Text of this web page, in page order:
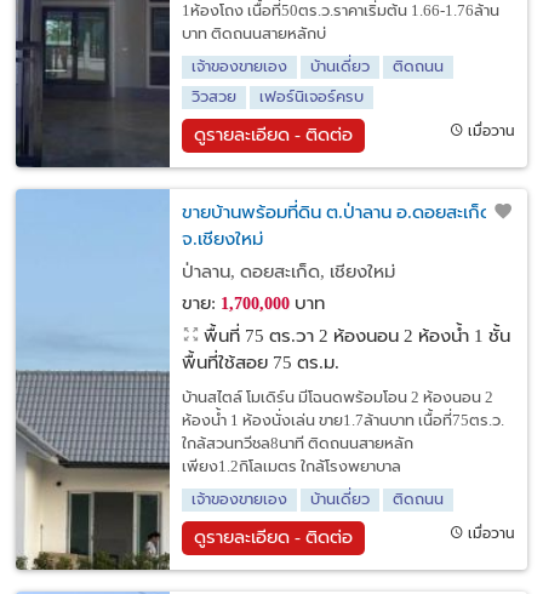
1ห้องโถง เนื้อที่50ตร.ว.ราคาเริ่มต้น 1.66-1.76ล้าน
บาท ติดถนนสายหลักบ่
เจ้าของขายเอง
บ้านเดี่ยว
ติดถนน
วิวสวย
เฟอร์นิเจอร์ครบ
ดูรายละเอียด - ติดต่อ เมื่อวาน
ขายบ้านพร้อมที่ดิน ต.ป่าลาน อ.ดอยสะเก็ด
จ.เชียงใหม่
ป่าลาน, ดอยสะเก็ด, เชียงใหม่
ขาย: 1,700,000บาท
พื้นที่ 75 ตร.วา 2 ห้องนอน 2 ห้องน้ำ 1 ชั้น
พื้นที่ใช้สอย 75 ตร.ม.
บ้านสไตล์ โมเดิร์น มีโฉนดพร้อมโอน 2 ห้องนอน 2
ห้องน้ำ 1 ห้องนั่งเล่น ขาย1.7ล้านบาท เนื้อที่75ตร.ว.
ใกล้สวนทวีชล8นาที ติดถนนสายหลัก
เพียง1.2กิโลเมตร ใกล้โรงพยาบาล
เจ้าของขายเอง
บ้านเดี่ยว ติดถนน
ดูรายละเอียด - ติดต่อ เมื่อวาน